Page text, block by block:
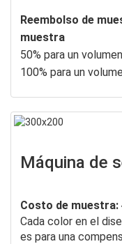
Reembolso de
muestra
50% para un
100% para un
Máquina de
Costo de muestra:
Cada color en el
es para una